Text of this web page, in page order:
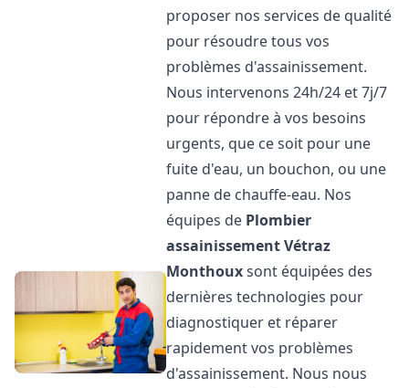
proposer nos services de qualité
pour résoudre tous vos
problèmes d'assainissement.
Nous intervenons 24h/24 et 7j/7
pour répondre à vos besoins
urgents, que ce soit pour une
fuite d'eau, un bouchon, ou une
panne de chauffe-eau. Nos
équipes de Plombier
assainissementVétraz
Monthouxsont équipées des
dernières technologies pour
diagnostiquer et réparer
rapidement vos problèmes
d'assainissement. Nous nous